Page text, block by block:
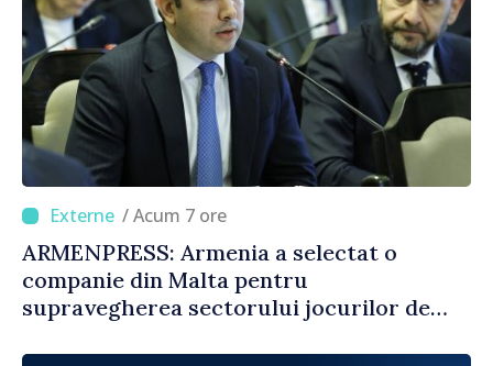
/ Acum 7 ore
ARMENPRESS: Armenia a selectat o
companie din Malta pentru
supravegherea sectorului jocurilor de